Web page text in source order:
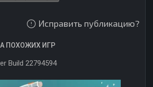
Исправить публикацию?
ПОХОЖИХ ИГР
Build 22794594